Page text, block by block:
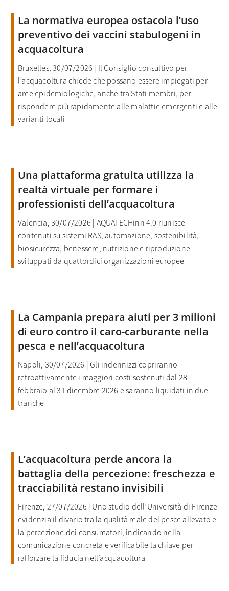
La normativa europea ostacola l’uso
preventivo dei vaccini stabulogeni in
acquacoltura
Bruxelles, 30/07/2026 | Il Consiglio consultivo per
l’acquacoltura chiede che possano essere impiegati per
aree epidemiologiche, anche tra Stati membri, per
rispondere più rapidamente alle malattie emergenti e alle
varianti locali
Una piattaforma gratuita utilizza la
realtà virtuale per formare i
professionisti dell’acquacoltura
Valencia, 30/07/2026 | AQUATECHinn 4.0 riunisce
contenuti su sistemi RAS, automazione, sostenibilità,
biosicurezza, benessere, nutrizione e riproduzione
sviluppati da quattordici organizzazioni europee
La Campania prepara aiuti per 3 milioni
di euro contro il caro-carburante nella
pesca e nell’acquacoltura
Napoli, 30/07/2026 | Gli indennizzi copriranno
retroattivamente i maggiori costi sostenuti dal 28
febbraio al 31 dicembre 2026 e saranno liquidati in due
tranche
L’acquacoltura perde ancora la
battaglia della percezione: freschezza e
tracciabilità restano invisibili
Firenze, 27/07/2026 | Uno studio dell’Università di Firenze
evidenzia il divario tra la qualità reale del pesce allevato e
la percezione dei consumatori, indicando nella
comunicazione concreta e verificabile la chiave per
rafforzare la fiducia nell’acquacoltura